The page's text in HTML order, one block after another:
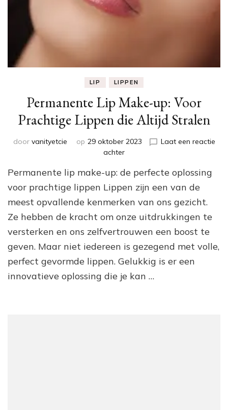
LIP LIPPEN
Permanente Lip Make-up: Voor
Prachtige Lippen die Altijd Stralen
door vanityetcie op 29 oktober 2023
Laat een reactie
achterop
Lip
Make-
Voor
Prachtige
die
Altijd
Stralen
Permanente lip make-up: de perfecte oplossing
voor prachtige lippen Lippen zijn een van de
meest opvallende kenmerken van ons gezicht.
Ze hebben de kracht om onze uitdrukkingen te
versterken en ons zelfvertrouwen een boost te
geven. Maar niet iedereen is gezegend met volle,
perfect gevormde lippen. Gelukkig is er een
innovatieve oplossing die je kan …